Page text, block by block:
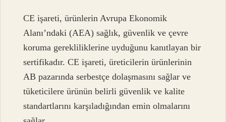
CE işareti, ürünlerin Avrupa Ekonomik
Alanı’ndaki (AEA) sağlık, güvenlik ve çevre
koruma gerekliliklerine uyduğunu kanıtlayan bir
sertifikadır. CE işareti, üreticilerin ürünlerinin
AB pazarında serbestçe dolaşmasını sağlar ve
tüketicilere ürünün belirli güvenlik ve kalite
standartlarını karşıladığından emin olmalarını